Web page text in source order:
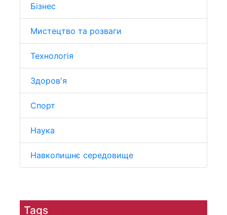
Бізнес
Мистецтво та розваги
Технологія
Здоров'я
Спорт
Наука
Навколишнє середовище
Tags